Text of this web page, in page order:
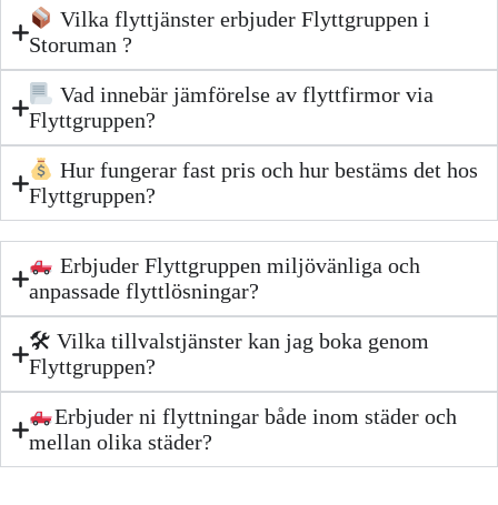
Vilka flyttjänster erbjuder Flyttgruppen i
Storuman ?
Vad innebär jämförelse av flyttfirmor via
Flyttgruppen?
Hur fungerar fast pris och hur bestäms det hos
Flyttgruppen?
Erbjuder Flyttgruppen miljövänliga och
anpassade flyttlösningar?
🛠 Vilka tillvalstjänster kan jag boka genom
Flyttgruppen?
Erbjuder ni flyttningar både inom städer och
mellan olika städer?